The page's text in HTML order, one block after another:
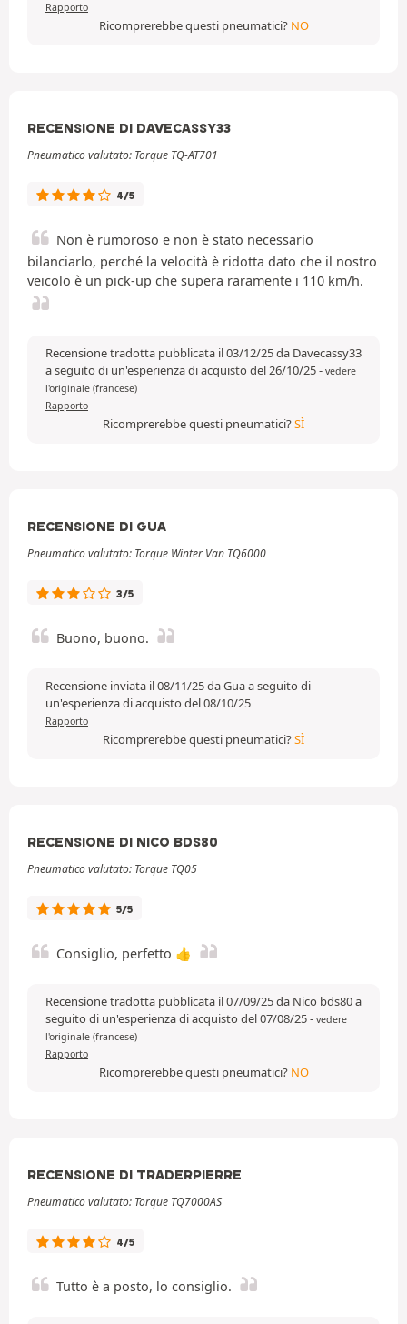
Rapporto
Ricomprerebbe questi pneumatici? NO
RECENSIONE DI DAVECASSY33
Pneumatico valutato: Torque TQ-AT701
4/5
Non è rumoroso e non è stato necessario
bilanciarlo, perché la velocità è ridotta dato che il nostro
veicolo è un pick-up che supera raramente i 110 km/h.
Recensione tradotta pubblicata il 03/12/25 da Davecassy33
a seguito di un'esperienza di acquisto del 26/10/25- vedere
l'originale (francese)
Rapporto
Ricomprerebbe questi pneumatici?SÌ
RECENSIONE DI GUA
Pneumatico valutato: Torque Winter Van TQ6000
3/5
Buono, buono.
Recensione inviata il 08/11/25 da Gua a seguito di
un'esperienza di acquisto del 08/10/25
Rapporto
Ricomprerebbe questi pneumatici?SÌ
RECENSIONE DI NICO BDS80
Pneumatico valutato: Torque TQ05
5/5
Consiglio, perfetto 👍
Recensione tradotta pubblicata il 07/09/25 da Nico bds80 a
seguito di un'esperienza di acquisto del 07/08/25- vedere
l'originale (francese)
Rapporto
Ricomprerebbe questi pneumatici? NO
RECENSIONE DI TRADERPIERRE
Pneumatico valutato: Torque TQ7000AS
4/5
Tutto è a posto, lo consiglio.